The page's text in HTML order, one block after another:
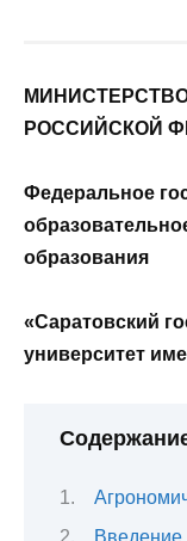
РОССИЙСКОЙ
Федеральное
образования
«Саратовский
университет